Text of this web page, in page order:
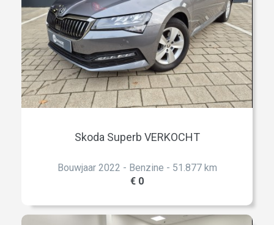
Skoda Superb VERKOCHT
Bouwjaar 2022 - Benzine - 51.877 km
€ 0